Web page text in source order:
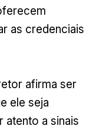
as credenciais
afirma ser
ele seja
atento a sinais